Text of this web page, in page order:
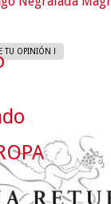
TU OPINIÓN !